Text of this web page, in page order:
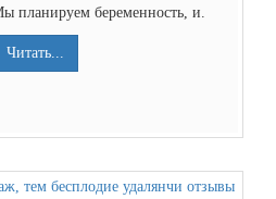
планируем беременность, и.
Читать...